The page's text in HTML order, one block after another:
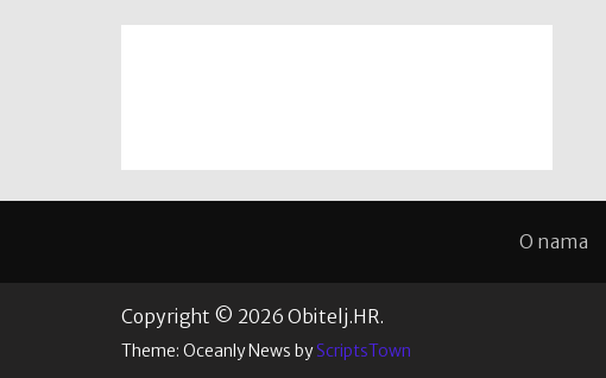
O nama
Copyright © 2026 Obitelj.HR.
Theme: Oceanly News byScriptsTown